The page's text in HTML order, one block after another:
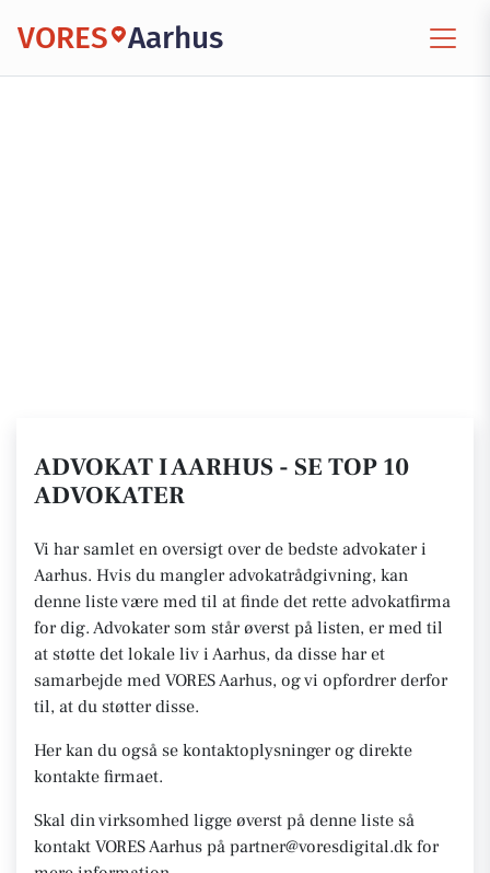
VORES Aarhus
ADVOKAT I AARHUS - SE TOP 10
ADVOKATER
Vi har samlet en oversigt over de bedste advokater i
Aarhus. Hvis du mangler advokatrådgivning, kan
denne liste være med til at finde det rette advokatfirma
for dig. Advokater som står øverst på listen, er med til
at støtte det lokale liv i Aarhus, da disse har et
samarbejde med VORES Aarhus, og vi opfordrer derfor
til, at du støtter disse.
Her kan du også se kontaktoplysninger og direkte
kontakte firmaet.
Skal din virksomhed ligge øverst på denne liste så
kontakt VORES Aarhus på partner@voresdigital.dk for